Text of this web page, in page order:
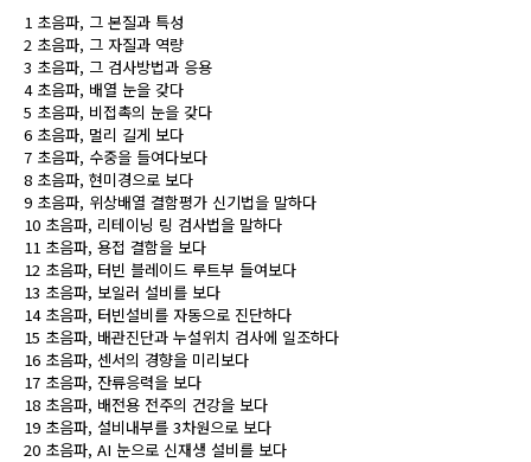
1 초음파, 그 본질과 특성
2 초음파, 그 자질과 역량
3 초음파, 그 검사방법과 응용
4 초음파, 배열 눈을 갖다
5 초음파, 비접촉의 눈을 갖다
6 초음파, 멀리 길게 보다
7 초음파, 수중을 들여다보다
8 초음파, 현미경으로 보다
9 초음파, 위상배열 결함평가 신기법을 말하다
10 초음파, 리테이닝 링 검사법을 말하다
11 초음파, 용접 결함을 보다
12 초음파, 터빈 블레이드 루트부 들여보다
13 초음파, 보일러 설비를 보다
14 초음파, 터빈설비를 자동으로 진단하다
15 초음파, 배관진단과 누설위치 검사에 일조하다
16 초음파, 센서의 경향을 미리보다
17 초음파, 잔류응력을 보다
18 초음파, 배전용 전주의 건강을 보다
19 초음파, 설비내부를 3차원으로 보다
20 초음파, AI 눈으로 신재생 설비를 보다